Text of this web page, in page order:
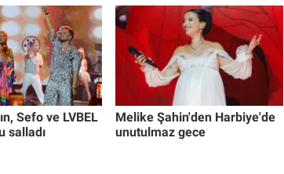
Sefo ve LVBEL
salladı
Melike Şahin'den Harbiye'de
unutulmaz gece